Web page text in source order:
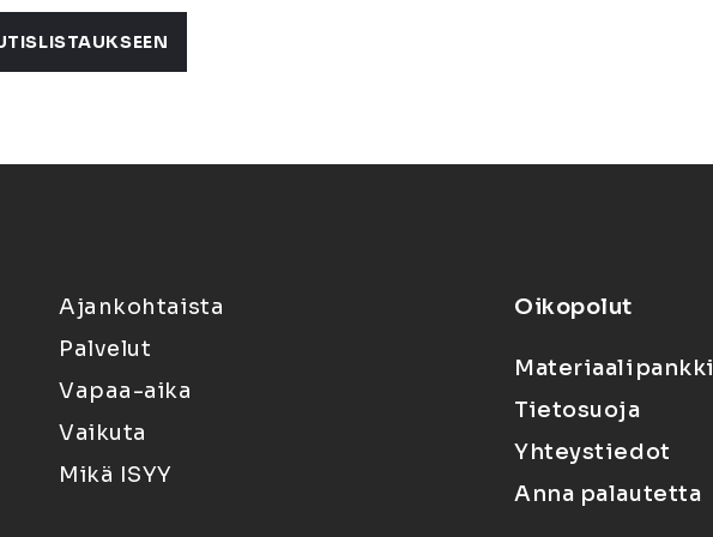
Ajankohtaista
Palvelut
Vapaa-aika
Vaikuta
Mikä ISYY
Oikopolut
Materiaalipankki
Tietosuoja
Yhteystiedot
Anna palautetta